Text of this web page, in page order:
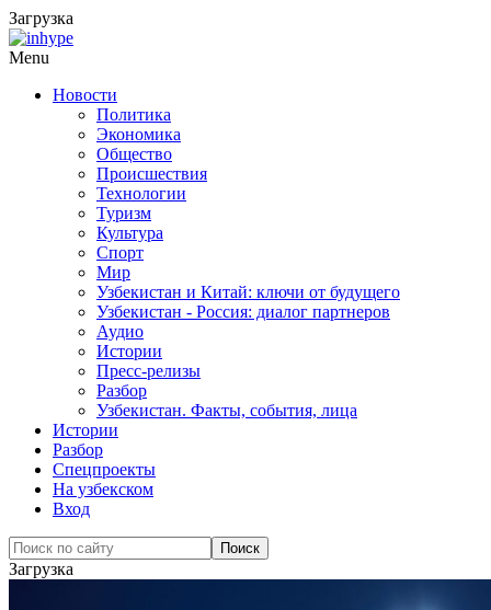
Загрузка
Menu
Новости
Политика
Экономика
Общество
Происшествия
Технологии
Туризм
Культура
Спорт
Мир
Узбекистан и Китай: ключи от будущего
Узбекистан - Россия: диалог партнеров
Аудио
Истории
Пресс-релизы
Разбор
Узбекистан. Факты, события, лица
Истории
Разбор
Спецпроекты
На узбекском
Вход
Загрузка